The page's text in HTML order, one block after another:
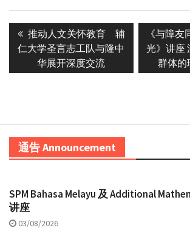
navigation
Previous
post:
推动人文关怀教育 辅
仁大学圣言志工队与隆中
华展开深度交流
Next
post:
《与障友
光》讲座
群体的
通告 Announcement
SPM Bahasa Melayu 及 Additional
讲座
03/08/2026